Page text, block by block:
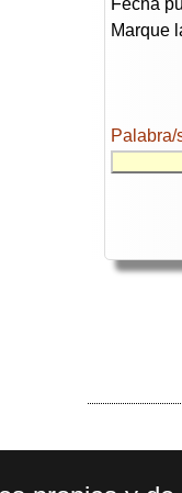
Fecha
Marque
Palabra/